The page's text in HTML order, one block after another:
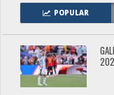
POPULAR